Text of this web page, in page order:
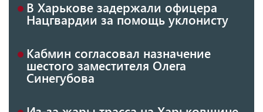
В Харькове задержали офицера
Нацгвардии за помощь уклонисту
Кабмин согласовал назначение
шестого заместителя Олега
Синегубова